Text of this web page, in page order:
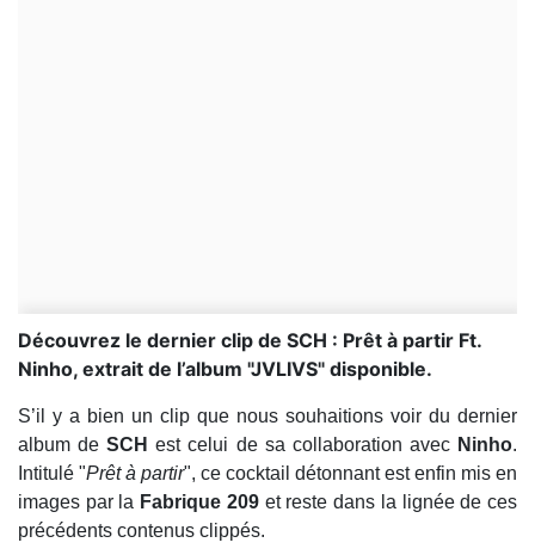
Découvrez le dernier clip de SCH : Prêt à partir Ft.
Ninho, extrait de l’album "JVLIVS" disponible.
S’il y a bien un clip que nous souhaitions voir du dernier
album deSCH est celui de sa collaboration avec Ninho.
Intitulé "Prêt à partir", ce cocktail détonnant est enfin mis en
images par la Fabrique 209 et reste dans la lignée de ces
précédents contenus clippés.